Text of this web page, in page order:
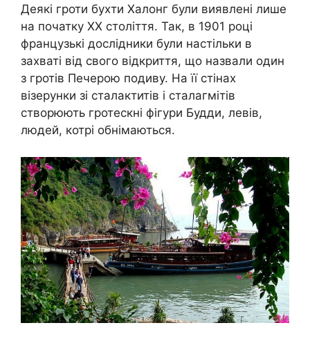
Деякі гроти бухти Халонг були виявлені лише
на початку XX століття. Так, в 1901 році
французькі дослідники були настільки в
захваті від свого відкриття, що назвали один
з гротів Печерою подиву. На її стінах
візерунки зі сталактитів і сталагмітів
створюють гротескні фігури Будди, левів,
людей, котрі обнімаються.